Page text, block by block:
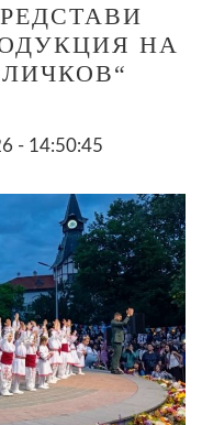
НА
- 14:50:45